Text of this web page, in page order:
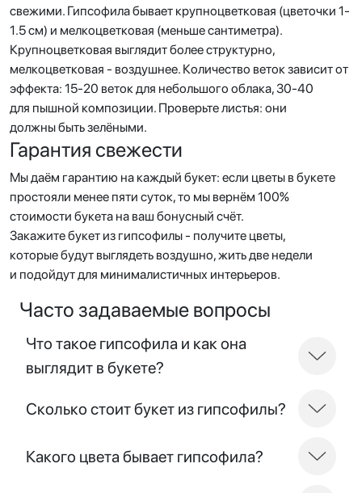
свежими. Гипсофила бывает крупноцветковая (цветочки 1-
1.5 см) и мелкоцветковая (меньше сантиметра).
Крупноцветковая выглядит более структурно,
мелкоцветковая - воздушнее. Количество веток зависит от
эффекта: 15-20 веток для небольшого облака, 30-40
для пышной композиции. Проверьте листья: они
должны быть зелёными.
Гарантия свежести
Мы даём гарантию на каждый букет: если цветы в букете
простояли менее пяти суток, то мы вернём 100%
стоимости букета на ваш бонусный счёт.
Закажите букет из гипсофилы - получите цветы,
которые будут выглядеть воздушно, жить две недели
и подойдут для минималистичных интерьеров.
Часто задаваемые вопросы
Что такое гипсофила и как она
выглядит в букете?
Сколько стоит букет из гипсофилы?
Какого цвета бывает гипсофила?